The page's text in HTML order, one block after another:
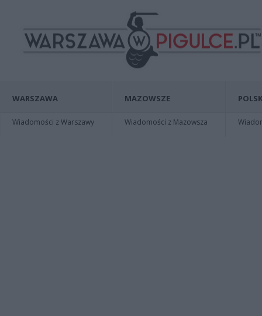
WARSZAWA
Wiadomości z Warszawy
MAZOWSZE
Wiadomości z Mazowsza